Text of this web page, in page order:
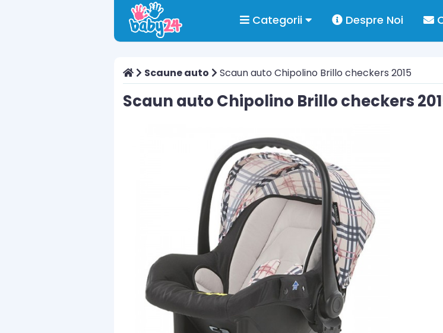
Categorii Despre Noi
Scaune auto Scaun auto Chipolino Brillo checkers 2015
Scaun auto Chipolino Brillo checkers